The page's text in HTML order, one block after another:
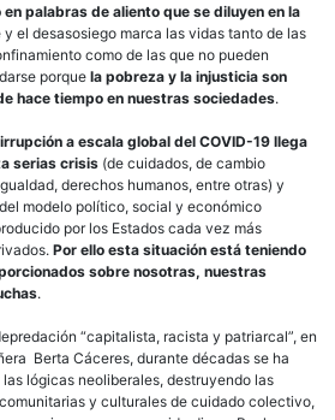
y
palabras de aliento que se diluyen en la
el desasosiego marca las vidas tanto de las
como de las que no pueden
porque la pobreza y la injusticia son
hace tiempo en nuestras sociedades.
a escala global del COVID-19 llega
serias crisis (de cuidados, de cambio
derechos humanos, entre otras) y
modelo político, social y económico
por los Estados cada vez más
Por ello esta situación está teniendo
sobre nosotras, nuestras
.
“capitalista, racista y patriarcal”, en
Berta Cáceres, durante décadas se ha
lógicas neoliberales, destruyendo las
y culturales de cuidado colectivo,